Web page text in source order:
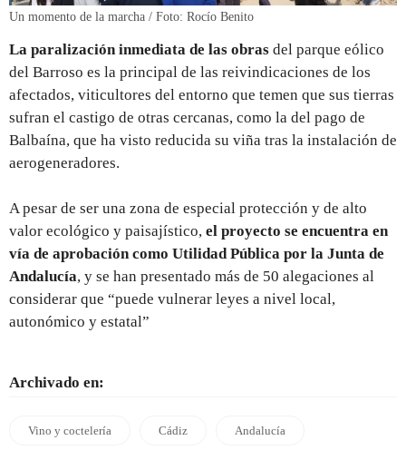
Un momento de la marcha / Foto: Rocío Benito
La paralización inmediata de las obras del parque eólico
del Barroso es la principal de las reivindicaciones de los
afectados, viticultores del entorno que temen que sus tierras
sufran el castigo de otras cercanas, como la del pago de
Balbaína, que ha visto reducida su viña tras la instalación de
aerogeneradores.
A pesar de ser una zona de especial protección y de alto
valor ecológico y paisajístico, el proyecto se encuentra en
vía de aprobación como Utilidad Pública por la Junta de
Andalucía, y se han presentado más de 50 alegaciones al
considerar que “puede vulnerar leyes a nivel local,
autonómico y estatal”
Archivado en:
Vino y coctelería Cádiz Andalucía